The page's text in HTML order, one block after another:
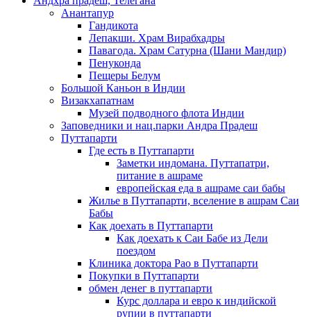
Анантапур
Гандикота
Лепакши. Храм Вирабхадры
Павагода. Храм Сатурна (Шани Мандир)
Пенуконда
Пещеры Белум
Большой Каньон в Индии
Визакхапатнам
Музей подводного флота Индии
Заповедники и нац.парки Андра Прадеш
Путтапарти
Где есть в Путтапарти
Заметки индомана. Путтапатри,
питание в ашраме
европейская еда в ашраме саи бабы
Жилье в Путтапарти, вселение в ашрам Саи
Бабы
Как доехать в Путтапарти
Как доехать к Саи Бабе из Дели
поездом
Клиника доктора Рао в Путтапарти
Покупки в Путтапарти
обмен денег в путтапарти
Курс доллара и евро к индийской
рупии в путтапарти